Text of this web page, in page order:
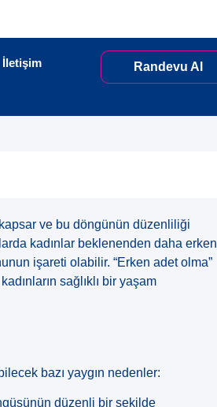
İletişim Randevu Al
ve bu döngünün düzenliliği
kadınlar beklenenden daha erken
işareti olabilir. “Erken adet olma”
sağlıklı bir yaşam
bazı yaygın nedenler:
düzenli bir şekilde